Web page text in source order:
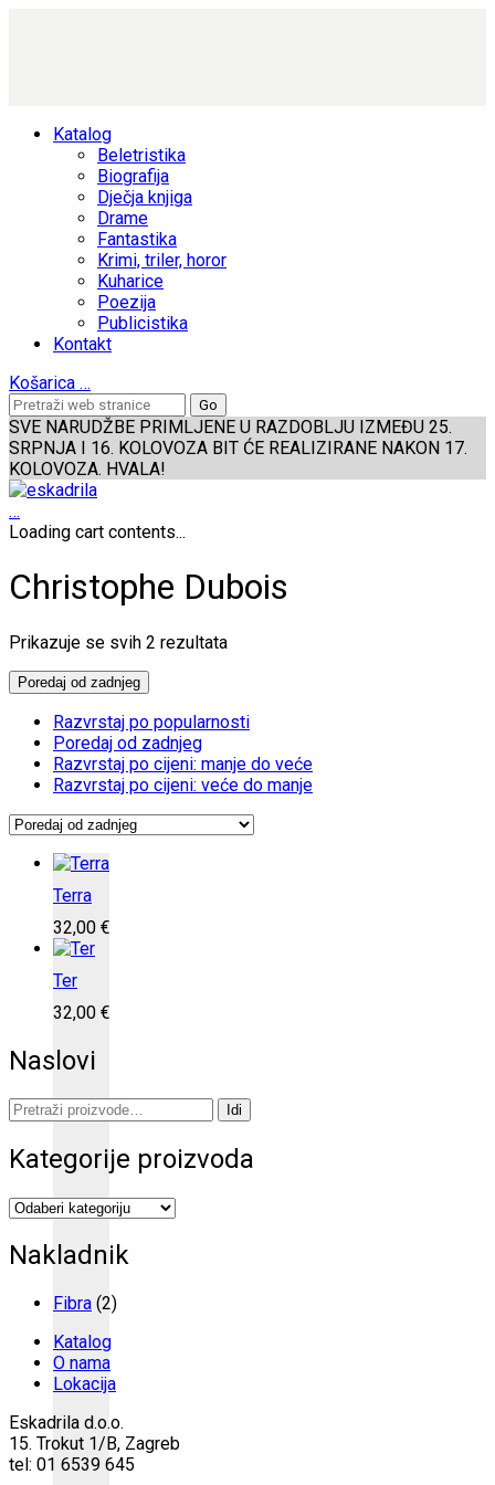
Katalog
Beletristika
Biografija
Dječja knjiga
Drame
Fantastika
Krimi, triler, horor
Kuharice
Poezija
Publicistika
Kontakt
Košarica …
SVE NARUDŽBE PRIMLJENE U RAZDOBLJU IZMEĐU 25.
SRPNJA I 16. KOLOVOZA BIT ĆE REALIZIRANE NAKON 17.
KOLOVOZA. HVALA!
…
Loading cart contents...
Christophe Dubois
Prikazuje se svih 2 rezultataPoredano
Poredaj od zadnjeg
Razvrstaj po popularnosti
Poredaj od zadnjeg
Razvrstaj po cijeni: manje do veće
Razvrstaj po cijeni: veće do manje
Terra
32,00 €
Ter
32,00 €
Naslovi
Pretraži: Idi
Kategorije proizvoda
Nakladnik
Fibra (2)
Katalog
O nama
Lokacija
Eskadrila d.o.o.
15. Trokut 1/B, Zagreb
tel: 01 6539 645